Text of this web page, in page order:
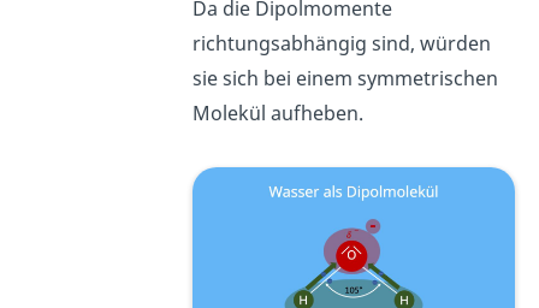
Da die Dipolmomente
richtungsabhängig sind, würden
sie sich bei einem symmetrischen
Molekül aufheben.